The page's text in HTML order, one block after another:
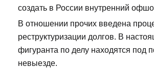
создать в России внутренний
В отношении прочих введена
реструктуризации долгов. В
фигуранта по делу находятся под
невыезде.